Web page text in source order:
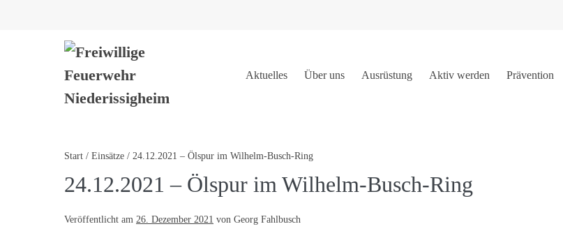
Aktuelles Über uns Ausrüstung Aktiv werden Prävention
Start / Einsätze / 24.12.2021 – Ölspur im Wilhelm-Busch-Ring
24.12.2021 – Ölspur im Wilhelm-Busch-Ring
Veröffentlicht am 26. Dezember 2021 von Georg Fahlbusch